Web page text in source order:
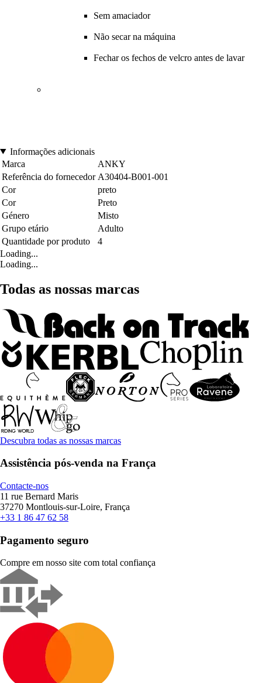
Sem amaciador
Não secar na máquina
Fechar os fechos de velcro antes de lavar
Informações adicionais
Marca
ANKY
Referência do fornecedor A30404-B001-001
Cor
preto
Cor
Preto
Género
Misto
Grupo etário
Adulto
Quantidade por produto
4
Loading...
Loading...
Todas as nossas marcas
Descubra todas as nossas marcas
Assistência pós-venda na França
Contacte-nos
11 rue Bernard Maris
37270 Montlouis-sur-Loire, França
+33 1 86 47 62 58
Pagamento seguro
Compre em nosso site com total confiança